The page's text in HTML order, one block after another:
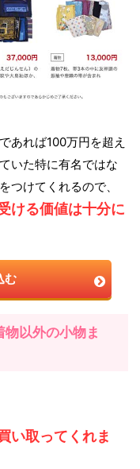
あれば100万円を超え
いた特に有名ではな
つけてくれるので、
ける価値は十分に
む
以外の小物ま
い取ってくれま